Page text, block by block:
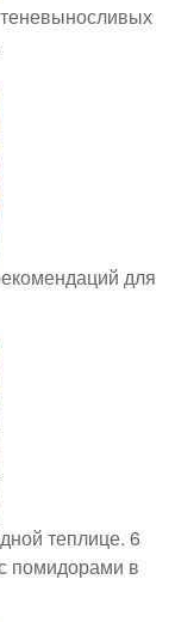
для
теплице. 6
помидорами в